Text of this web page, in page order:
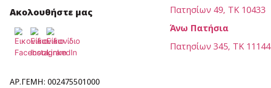
Ακολουθήστε μας
ΑΡ.ΓΕΜΗ: 002475501000
Πατησίων 49, ΤΚ 10433
Άνω Πατήσια
Πατησίων 345, ΤΚ 11144